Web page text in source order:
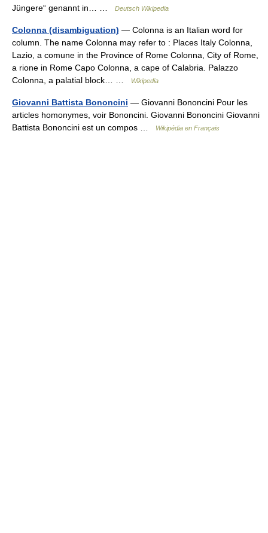
Jüngere“ genannt in… …
Deutsch Wikipedia
Colonna (disambiguation) — Colonna is an Italian word for
column. The name Colonna may refer to : Places Italy Colonna,
Lazio, a comune in the Province of Rome Colonna, City of Rome,
a rione in Rome Capo Colonna, a cape of Calabria. Palazzo
Colonna, a palatial block… …
Wikipedia
Giovanni Battista Bononcini — Giovanni Bononcini Pour les
articles homonymes, voir Bononcini. Giovanni Bononcini Giovanni
Battista Bononcini est un compos …
Wikipédia en Français